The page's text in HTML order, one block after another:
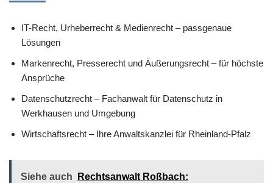
IT-Recht, Urheberrecht & Medienrecht – passgenaue
Lösungen
Markenrecht, Presserecht und Äußerungsrecht – für höchste
Ansprüche
Datenschutzrecht – Fachanwalt für Datenschutz in
Werkhausen und Umgebung
Wirtschaftsrecht – Ihre Anwaltskanzlei für Rheinland-Pfalz
Siehe auch
Rechtsanwalt Roßbach: